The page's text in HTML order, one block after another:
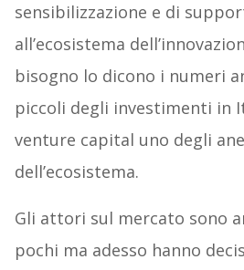
sensibilizzazione e di
all’ecosistema
bisogno lo dicono i numeri
piccoli degli investimenti in
venture capital uno degli
dell’ecosistema.
Gli attori sul mercato sono
pochi ma adesso hanno